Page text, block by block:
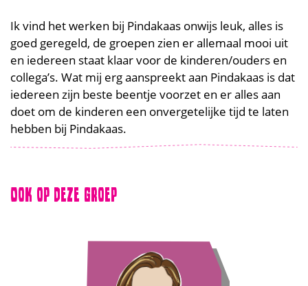
Ik vind het werken bij Pindakaas onwijs leuk, alles is
goed geregeld, de groepen zien er allemaal mooi uit
en iedereen staat klaar voor de kinderen/ouders en
collega’s. Wat mij erg aanspreekt aan Pindakaas is dat
iedereen zijn beste beentje voorzet en er alles aan
doet om de kinderen een onvergetelijke tijd te laten
hebben bij Pindakaas.
Ook op deze groep